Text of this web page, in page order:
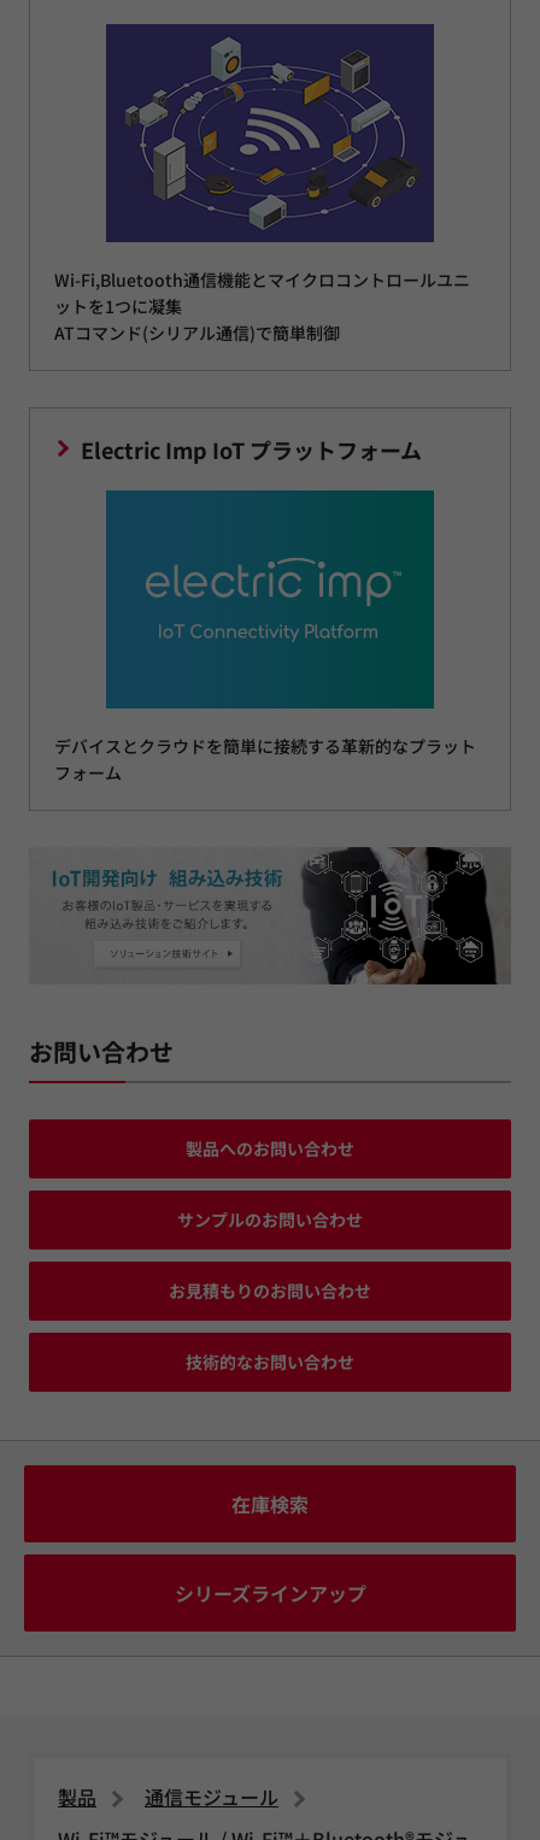
Wi-Fi,Bluetooth通信機能とマイクロコントロールユニ
ットを1つに凝集
ATコマンド(シリアル通信)で簡単制御
Electric Imp IoT プラットフォーム
デバイスとクラウドを簡単に接続する革新的なプラット
フォーム
お問い合わせ
製品へのお問い合わせ
サンプルのお問い合わせ
お見積もりのお問い合わせ
技術的なお問い合わせ
在庫検索
シリーズラインアップ
製品
通信モジュール